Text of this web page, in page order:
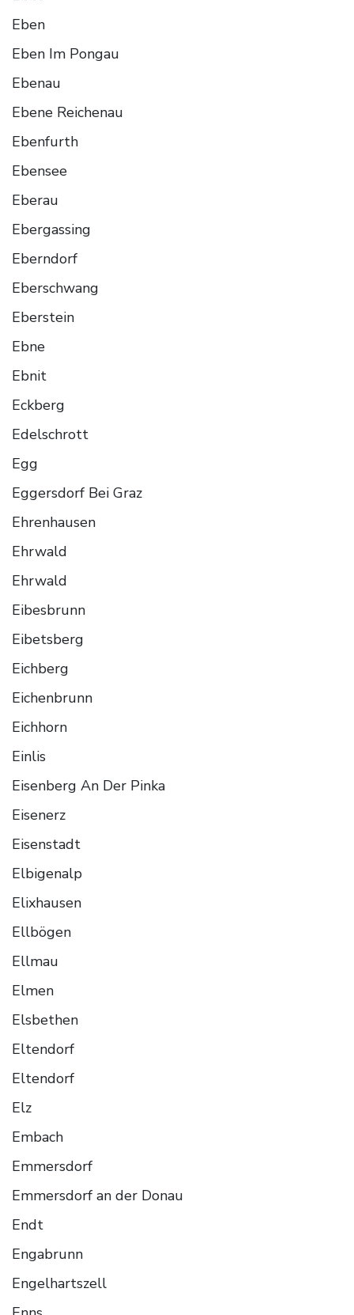
Eben
Eben Im Pongau
Ebenau
Ebene Reichenau
Ebenfurth
Ebensee
Eberau
Ebergassing
Eberndorf
Eberschwang
Eberstein
Ebne
Ebnit
Eckberg
Edelschrott
Egg
Eggersdorf Bei Graz
Ehrenhausen
Ehrwald
Ehrwald
Eibesbrunn
Eibetsberg
Eichberg
Eichenbrunn
Eichhorn
Einlis
Eisenberg An Der Pinka
Eisenerz
Eisenstadt
Elbigenalp
Elixhausen
Ellbögen
Ellmau
Elmen
Elsbethen
Eltendorf
Eltendorf
Elz
Embach
Emmersdorf
Emmersdorf an der Donau
Endt
Engabrunn
Engelhartszell